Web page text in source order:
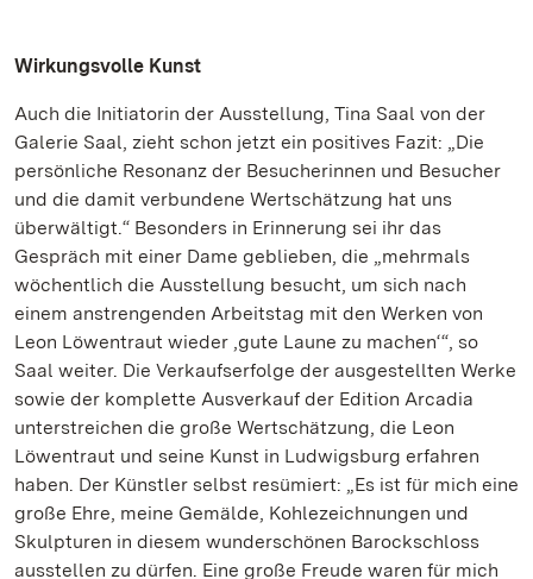
Wirkungsvolle Kunst
Auch die Initiatorin der Ausstellung, Tina Saal von der
Galerie Saal, zieht schon jetzt ein positives Fazit: „Die
persönliche Resonanz der Besucherinnen und Besucher
und die damit verbundene Wertschätzung hat uns
überwältigt.“ Besonders in Erinnerung sei ihr das
Gespräch mit einer Dame geblieben, die „mehrmals
wöchentlich die Ausstellung besucht, um sich nach
einem anstrengenden Arbeitstag mit den Werken von
Leon Löwentraut wieder ‚gute Laune zu machen‘“, so
Saal weiter. Die Verkaufserfolge der ausgestellten Werke
sowie der komplette Ausverkauf der Edition Arcadia
unterstreichen die große Wertschätzung, die Leon
Löwentraut und seine Kunst in Ludwigsburg erfahren
haben. Der Künstler selbst resümiert: „Es ist für mich eine
große Ehre, meine Gemälde, Kohlezeichnungen und
Skulpturen in diesem wunderschönen Barockschloss
ausstellen zu dürfen. Eine große Freude waren für mich